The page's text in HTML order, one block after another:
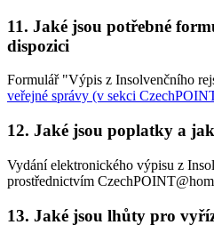
11. Jaké jsou potřebné
dispozici
Formulář "Výpis z Insolvenčního
veřejné správy (v sekci
12. Jaké jsou poplatky a
Vydání elektronického výpisu z
prostřednictvím
13. Jaké jsou lhůty pro